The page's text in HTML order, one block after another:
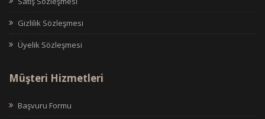
Gizlilik Sözleşmesi
Üyelik Sözleşmesi
Müşteri Hizmetleri
Başvuru Formu